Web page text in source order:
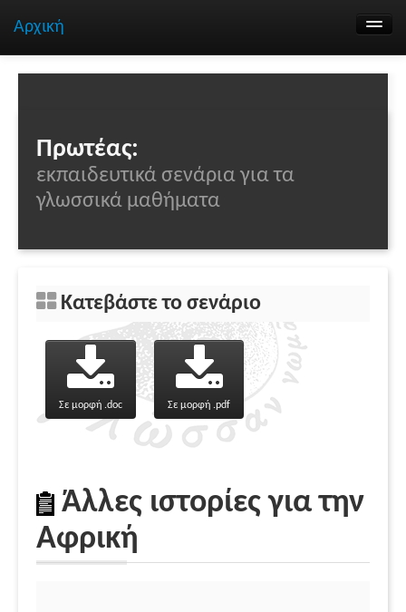
Αρχική
Πρωτέας:
εκπαιδευτικά σενάρια για τα
γλωσσικά μαθήματα
Κατεβάστε το σενάριο
Σε μορφή .doc Σε μορφή .pdf
Άλλες ιστορίες για την
Αφρική